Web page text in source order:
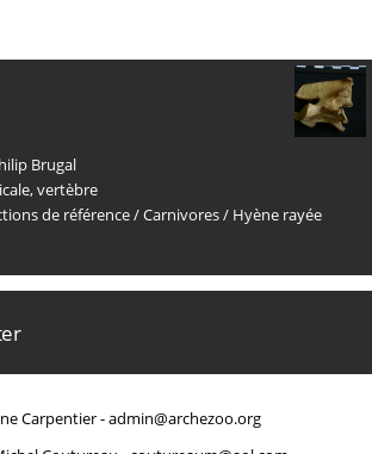
Brugal
,vertèbre
de référence/Carnivores/ Hyène rayée
Carpentier -admin@archezoo.org